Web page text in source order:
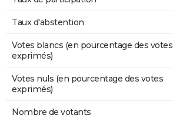
Taux d'abstention
Votes blancs (en pourcentage des votes
exprimés)
Votes nuls (en pourcentage des votes
exprimés)
Nombre de votants